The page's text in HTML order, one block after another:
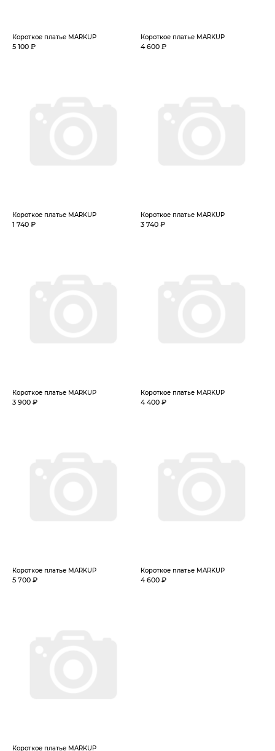
Короткое платье MARKUP
5 100 ₽
Короткое платье MARKUP
4 600 ₽
Короткое платье MARKUP
1 740 ₽
Короткое платье MARKUP
3 740 ₽
Короткое платье MARKUP
3 900 ₽
Короткое платье MARKUP
4 400 ₽
Короткое платье MARKUP
5 700 ₽
Короткое платье MARKUP
4 600 ₽
Короткое платье MARKUP